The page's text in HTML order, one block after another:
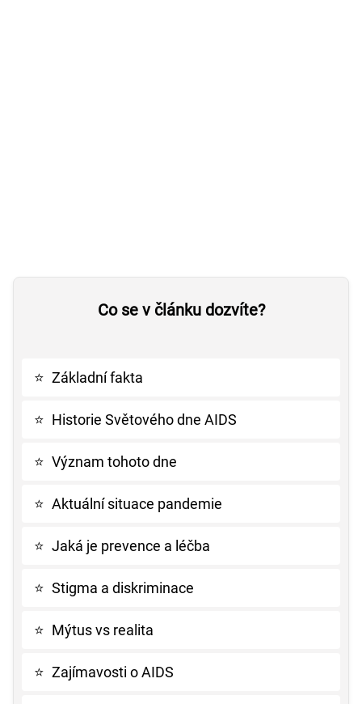
Co se v článku dozvíte?
⭐ Základní fakta
⭐ Historie Světového dne AIDS
⭐ Význam tohoto dne
⭐ Aktuální situace pandemie
⭐ Jaká je prevence a léčba
⭐ Stigma a diskriminace
⭐ Mýtus vs realita
⭐ Zajímavosti o AIDS